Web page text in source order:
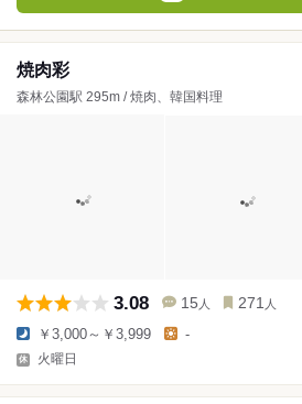
焼肉彩
森林公園駅 295m / 焼肉、韓国料理
3.08 15 人 271 人
￥3,000～￥3,999 -
火曜日